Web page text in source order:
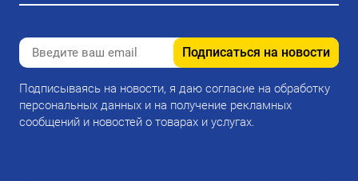
Подписаться на новости
Подписываясь на новости, я даю согласие на обработку
персональных данных и на получение рекламных
сообщений и новостей о товарах и услугах.